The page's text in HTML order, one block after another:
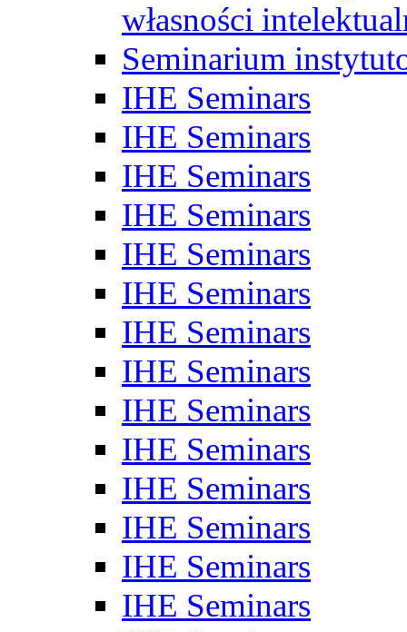
własności
Seminarium
IHE Seminars
IHE Seminars
IHE Seminars
IHE Seminars
IHE Seminars
IHE Seminars
IHE Seminars
IHE Seminars
IHE Seminars
IHE Seminars
IHE Seminars
IHE Seminars
IHE Seminars
IHE Seminars